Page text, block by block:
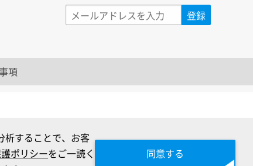
項
析することで、お客
ポリシーをご一読く
同意する